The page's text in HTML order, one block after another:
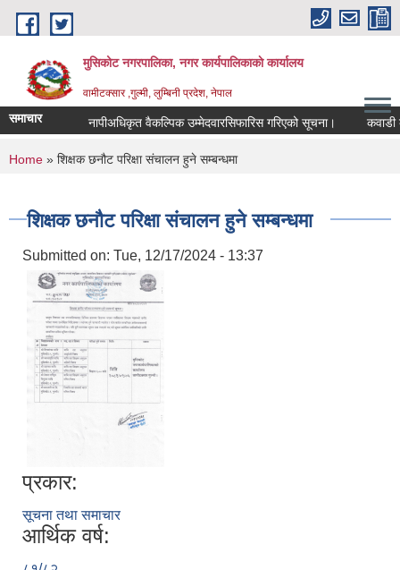
Skip to main content
मुसिकोट नगरपालिका, नगर कार्यपालिकाकाे कार्यालय
वामीटक्सार ,गुल्मी, लुम्बिनी प्रदेश, नेपाल
समाचार नापीअधिकृत वैकल्पिक उम्मेदवारसिफारिस गरिएको सूचना। कवाडी
You are here
Home » शिक्षक छनौट परिक्षा संचालन हुने सम्बन्धमा
शिक्षक छनौट परिक्षा संचालन हुने सम्बन्धमा
Submitted on: Tue, 12/17/2024 - 13:37
प्रकार:
सूचना तथा समाचार
आर्थिक वर्ष: